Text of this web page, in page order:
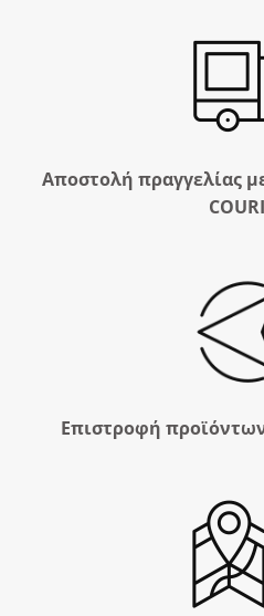
Αποστολή πραγγελίας με
Επιστροφή